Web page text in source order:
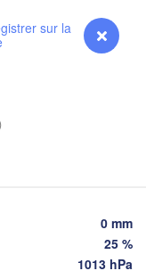
Prévisions
0 mm
25 %
1013 hPa
Warszawa
Košice